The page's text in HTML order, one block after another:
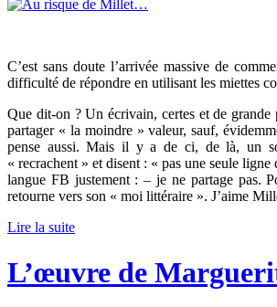
C’est sans doute l’arrivée massive de
difficulté de répondre en utilisant les miettes
Que dit-on ? Un écrivain, certes et de
partager « la moindre » valeur, sauf,
pense aussi. Mais il y a de ci, de là, un
« recrachent » et disent : « pas une seule
langue FB justement : – je ne partage pas.
retourne vers son « moi littéraire ». J’aime
Lire la suite
L’œuvre de